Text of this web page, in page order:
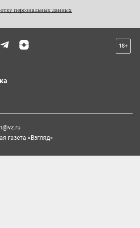
персональных данных
18+
газета «Взгляд»